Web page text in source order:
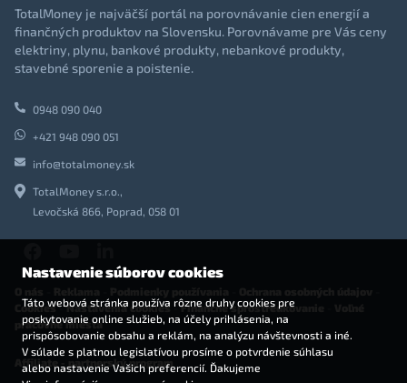
TotalMoney je najväčší portál na porovnávanie cien energií a
finančných produktov na Slovensku. Porovnávame pre Vás ceny
elektriny, plynu, bankové produkty, nebankové produkty,
stavebné sporenie a poistenie.
0948 090 040
+421 948 090 051
info@totalmoney.sk
TotalMoney s.r.o.,
Levočská 866, Poprad, 058 01
Cookies-Nastavenia cookies -Finančné sprostredkovanie
pracovné miesta
Affiliate - partnerský program
Nastavenie súborov cookies
Táto webová stránka používa rôzne druhy cookies pre
poskytovanie online služieb, na účely prihlásenia, na
prispôsobovanie obsahu a reklám, na analýzu návštevnosti a iné.
V súlade s platnou legislatívou prosíme o potvrdenie súhlasu
alebo nastavenie Vašich preferencií. Ďakujeme